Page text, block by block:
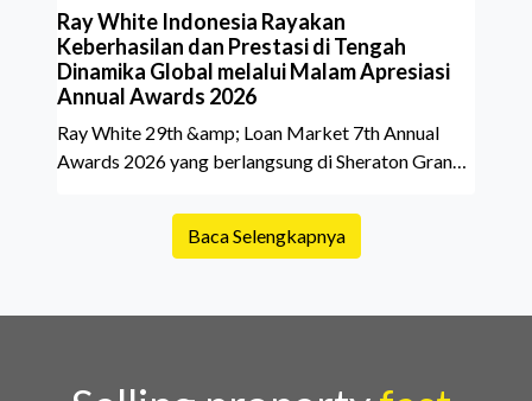
Ray White Indonesia Rayakan
Keberhasilan dan Prestasi di Tengah
Dinamika Global melalui Malam Apresiasi
Annual Awards 2026
Ray White 29th &amp; Loan Market 7th Annual
Awards 2026 yang berlangsung di Sheraton Grand
menjadi momen istimewa bagi para pelaku industri
properti dan keuangan. Lebih dari 400 marketing
Country Director Ray White Indon
Baca Selengkapnya